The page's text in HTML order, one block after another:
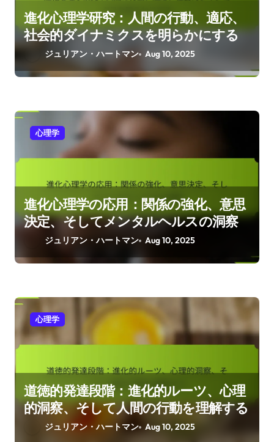
進化心理学研究：人間の行動、適応、
社会的ダイナミクスを明らかにする
ジュリアン・ハートマン Aug 10, 2025
心理学
進化心理学の応用：関係の強化、意思
決定、そしてメンタルヘルスの洞察
ジュリアン・ハートマン Aug 10, 2025
心理学
道徳的発達段階：進化的ルーツ、心理
的洞察、そして人間の行動を理解する
ジュリアン・ハートマン Aug 10, 2025